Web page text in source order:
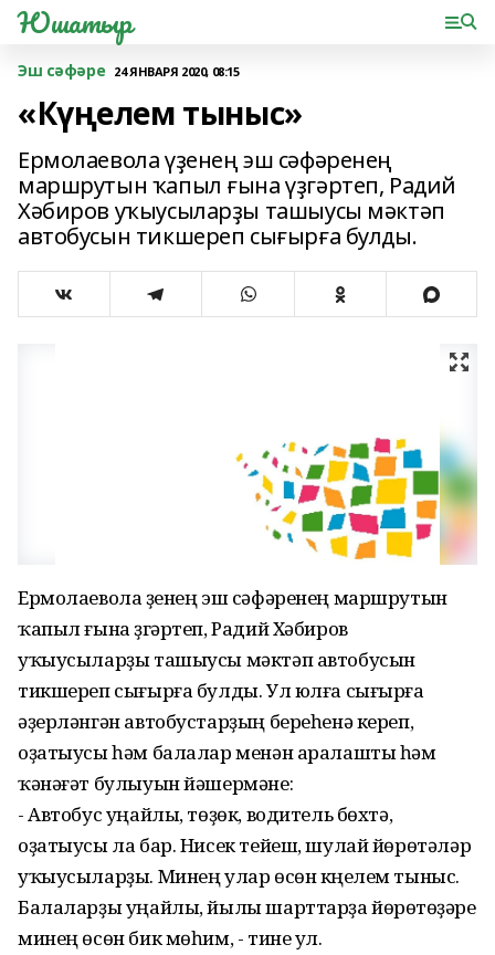
Юшатыр
Эш сәфәре 24 ЯНВАРЯ 2020, 08:15
«Күңелем тыныс»
Ермолаевола үҙенең эш сәфәренең
маршрутын ҡапыл ғына үҙгәртеп, Радий
Хәбиров уҡыусыларҙы ташыусы мәктәп
автобусын тикшереп сығырға булды.
Ермолаевола үҙенең эш сәфәренең маршрутын
ҡапыл ғына үҙгәртеп, Радий Хәбиров
уҡыусыларҙы ташыусы мәктәп автобусын
тикшереп сығырға булды. Ул юлға сығырға
әҙерләнгән автобустарҙың береһенә кереп,
оҙатыусы һәм балалар менән аралашты һәм
ҡәнәғәт булыуын йәшермәне:
- Автобус уңайлы, төҙөк, водитель бөхтә,
оҙатыусы ла бар. Нисек тейеш, шулай йөрөтәләр
уҡыусыларҙы. Минең улар өсөн күңелем тыныс.
Балаларҙы уңайлы, йылы шарттарҙа йөрөтөүҙәре
минең өсөн бик мөһим, - тине ул.